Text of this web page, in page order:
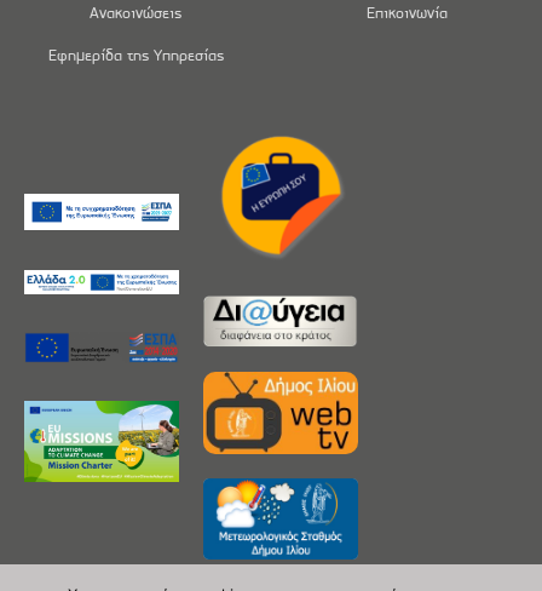
Ανακοινώσεις
Εφημερίδα της Υπηρεσίας
Επικοινωνία